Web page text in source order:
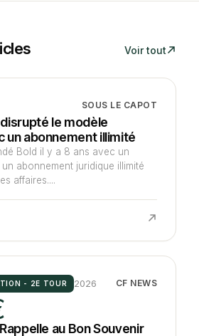
Voir tout
SOUS LE CAPOT
le modèle
un abonnement illimité
Bold il y a 8 ans avec un
abonnement juridique illimité
affaires....
- 2E TOUR 2026 CF NEWS
au Bon Souvenir